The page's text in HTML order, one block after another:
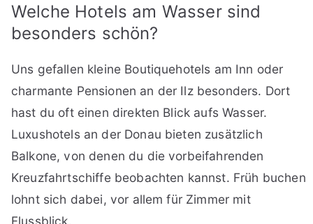
Welche Hotels am Wasser sind
besonders schön?
Uns gefallen kleine Boutiquehotels am Inn oder
charmante Pensionen an der Ilz besonders. Dort
hast du oft einen direkten Blick aufs Wasser.
Luxushotels an der Donau bieten zusätzlich
Balkone, von denen du die vorbeifahrenden
Kreuzfahrtschiffe beobachten kannst. Früh buchen
lohnt sich dabei, vor allem für Zimmer mit
Flussblick.